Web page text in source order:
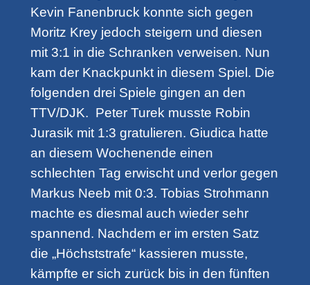
Kevin Fanenbruck konnte sich gegen
Moritz Krey jedoch steigern und diesen
mit 3:1 in die Schranken verweisen. Nun
kam der Knackpunkt in diesem Spiel. Die
folgenden drei Spiele gingen an den
TTV/DJK. Peter Turek musste Robin
Jurasik mit 1:3 gratulieren. Giudica hatte
an diesem Wochenende einen
schlechten Tag erwischt und verlor gegen
Markus Neeb mit 0:3. Tobias Strohmann
machte es diesmal auch wieder sehr
spannend. Nachdem er im ersten Satz
die „Höchststrafe“ kassieren musste,
kämpfte er sich zurück bis in den fünften